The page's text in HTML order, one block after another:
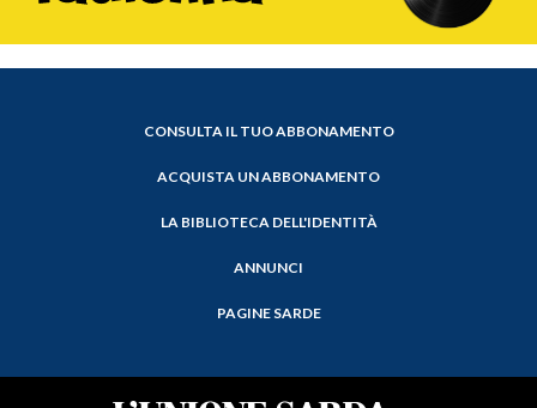
CONSULTA IL TUO ABBONAMENTO
ACQUISTA UN ABBONAMENTO
LA BIBLIOTECA DELL'IDENTITÀ
ANNUNCI
PAGINE SARDE